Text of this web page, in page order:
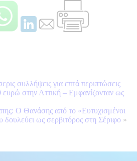
συλλήψεις για επτά περιπτώσεις
στην Αττική – Εμφανίζονταν ως
Ο Θανάσης από το «Ευτυχισμένοι
δουλεύει ως σερβιτόρος στη Σέριφο »